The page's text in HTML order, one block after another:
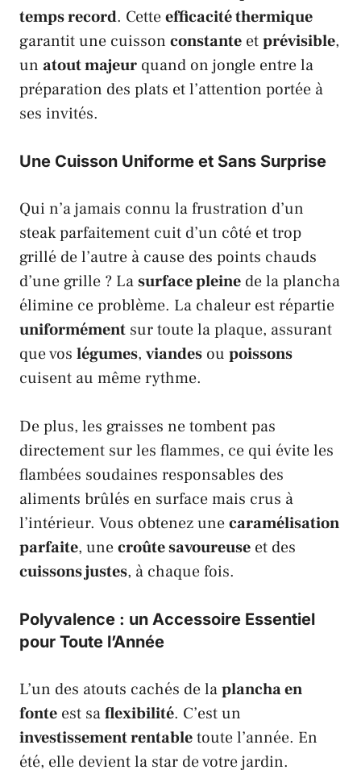
temps record. Cetteefficacité thermique
garantit une cuisson constante etprévisible,
un atout majeur quand on jongle entre la
préparation des plats et l’attention portée à
ses invités.
Une Cuisson Uniforme et Sans Surprise
Qui n’a jamais connu la frustration d’un
steak parfaitement cuit d’un côté et trop
grillé de l’autre à cause des points chauds
d’une grille ? Lasurface pleine de la plancha
élimine ce problème. La chaleur est répartie
uniformément sur toute la plaque, assurant
que vos légumes, viandes ou poissons
cuisent au même rythme.
De plus, les graisses ne tombent pas
directement sur les flammes, ce qui évite les
flambées soudaines responsables des
aliments brûlés en surface mais crus à
l’intérieur. Vous obtenez unecaramélisation
parfaite, unecroûte savoureuse et des
cuissons justes, à chaque fois.
Polyvalence : un Accessoire Essentiel
pour Toute l’Année
L’un des atouts cachés de laplancha en
fonte est saflexibilité. C’est un
investissement rentabletoute l’année. En
été, elle devient la star de votre jardin.